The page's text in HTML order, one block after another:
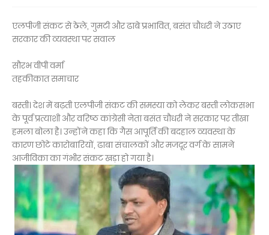
एलपीजी संकट से ठेले, गुमटी और ढाबे प्रभावित, बसंत चौधरी ने उठाए
सरकार की व्यवस्था पर सवाल
सौरभ वीपी वर्मा
तहकीकात समाचार
बस्ती। देश में बढ़ती एलपीजी संकट की समस्या को लेकर बस्ती लोकसभा
के पूर्व प्रत्याशी और वरिष्ठ कांग्रेसी नेता बसंत चौधरी ने सरकार पर तीखा
हमला बोला है। उन्होंने कहा कि गैस आपूर्ति की बदहाल व्यवस्था के
कारण छोटे कारोबारियों, ढाबा संचालकों और मजदूर वर्ग के सामने
आजीविका का गंभीर संकट खड़ा हो गया है।